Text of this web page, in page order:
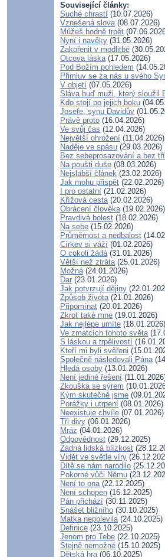
Související články:
Suché chrastí (10.07.2026)
Vznešená slova(08.07.2026)
Můžeš hodně trpět
Nyní i navěky (31.05.2026)
Zakořenit v modlitbě
Otcova láska(17.05.2026)
Pod Božím pohledem
Přimluv se za nás u svého
V objetí (07.05.2026)
Sláva buď muži, který sloužil
Kdo stojí po jejich boku
Josefe, synu Davidův
Právě proto (16.04.2026)
Ve svůj čas (12.04.2026)
Největší ohrožení (11.04.2026)
Naděje ve spásu (29.03.2026)
Bez sebeprosazování a bez
Na poušti duše (08.03.2026)
Nejslabší článek (23.02.2026)
Jak mohu přispět (22.02.2026)
I pro ostatní (21.02.2026)
Křížová cesta(20.02.2026)
Obrácení člověka(19.02.2026)
Pravdivá bolest (18.02.2026)
Na sebe (15.02.2026)
Průměrnost a nedbalost
Církev si váží (01.02.2026)
O cokoli žádá(31.01.2026)
Větší než ztráta(25.01.2026)
Možná(24.01.2026)
Dar (23.01.2026)
Jak potvrzují dějiny
Způsob života(21.01.2026)
Připomínat (20.01.2026)
Zkroť také mne (19.01.2026)
Jak nejlépe umíte (18.01.2026)
Ve zmatcích tohoto světa
S láskou a trpělivostí
Kteří mi byli svěřeni
Společně následovali Pána
Hledá osoby (13.01.2026)
Není jediné řešení
Zkouška se sýrem
Kým skutečně jsme
Porážky i utrpení (08.01.2026)
Neexistuje chvíle (07.01.2026)
Tři divy (06.01.2026)
Mráz (04.01.2026)
Odpovědnost (29.12.2025)
Žádná lidská blízkost
Vidět ve světle víry
Dítě se nám narodilo
Pokorné vůči Němu
Není to ona(22.12.2025)
Není schopen (16.12.2025)
Pán přichází (30.11.2025)
Snášet bližního (30.10.2025)
Matka nepolevila(24.10.2025)
Definice (23.10.2025)
Jenom pro Tebe (22.10.2025)
Stejně nemožné (15.10.2025)
Dětská hra(06.10.2025)